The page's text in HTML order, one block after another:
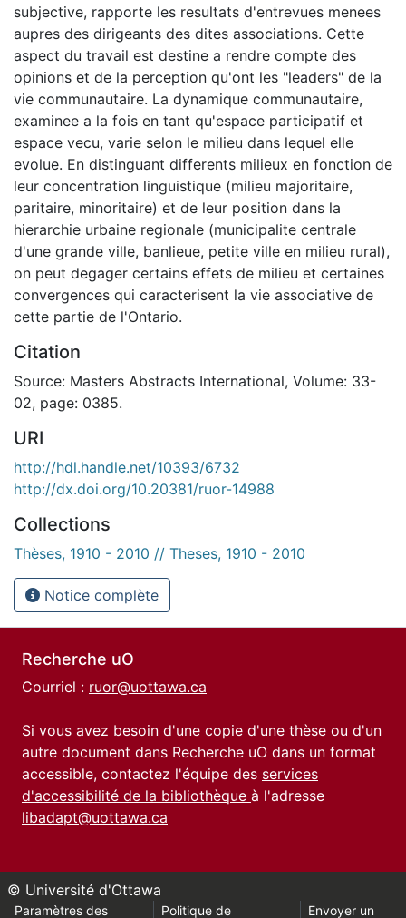
subjective, rapporte les resultats d'entrevues menees
aupres des dirigeants des dites associations. Cette
aspect du travail est destine a rendre compte des
opinions et de la perception qu'ont les "leaders" de la
vie communautaire. La dynamique communautaire,
examinee a la fois en tant qu'espace participatif et
espace vecu, varie selon le milieu dans lequel elle
evolue. En distinguant differents milieux en fonction de
leur concentration linguistique (milieu majoritaire,
paritaire, minoritaire) et de leur position dans la
hierarchie urbaine regionale (municipalite centrale
d'une grande ville, banlieue, petite ville en milieu rural),
on peut degager certains effets de milieu et certaines
convergences qui caracterisent la vie associative de
cette partie de l'Ontario.
Citation
Source: Masters Abstracts International, Volume: 33-
02, page: 0385.
URI
http://hdl.handle.net/10393/6732
http://dx.doi.org/10.20381/ruor-14988
Collections
Thèses, 1910 - 2010 // Theses, 1910 - 2010
Notice complète
Recherche uO
Courriel : ruor@uottawa.ca
Si vous avez besoin d'une copie d'une thèse ou d'un
autre document dans Recherche uO dans un format
accessible, contactez l'équipe des services
d'accessibilité de la bibliothèque à l'adresse
libadapt@uottawa.ca
© Université d'Ottawa
Paramètres des Politique de Envoyer un